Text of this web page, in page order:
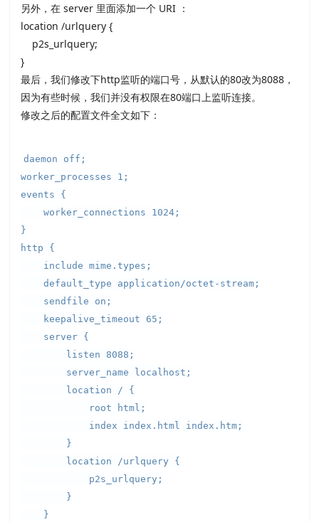
另外，在 server 里面添加一个 URI ：
location /urlquery {
p2s_urlquery;
}
最后，我们修改下http监听的端口号，从默认的80改为8088，
因为有些时候，我们并没有权限在80端口上监听连接。
修改之后的配置文件全文如下：
daemon off;
worker_processes 1;
events {
worker_connections 1024;
}
http {
include mime.types;
default_type application/octet-stream;
sendfile on;
keepalive_timeout 65;
server {
listen 8088;
server_name localhost;
location / {
root html;
index index.html index.htm;
}
location /urlquery {
p2s_urlquery;
}
}